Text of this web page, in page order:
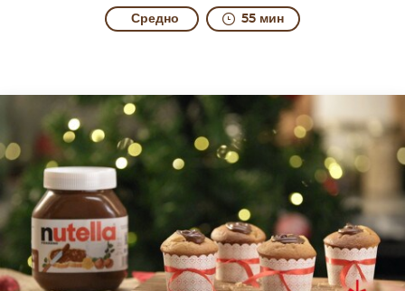
Средно 55 мин